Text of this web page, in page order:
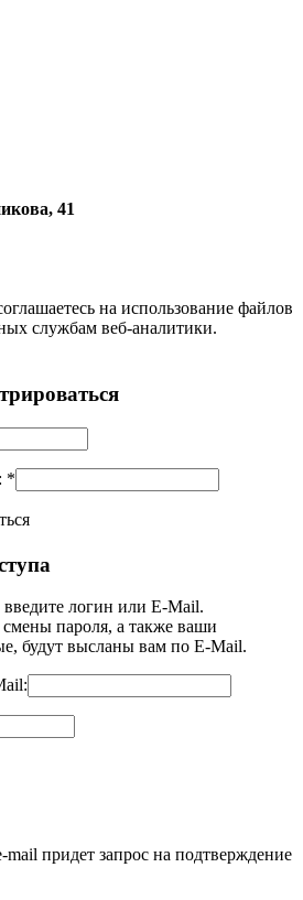
41
на использование файлов
службам веб-аналитики.
*
логин или E-Mail.
смены пароля, а также ваши
будут высланы вам по E-Mail.
придет запрос на подтверждение